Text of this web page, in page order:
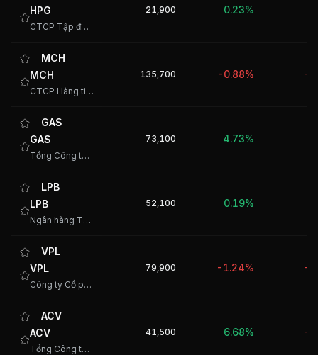
HPG
CTCP Tập đoàn Hòa Phát
21,900 0.23%
MCH
MCH
CTCP Hàng tiêu dùng Masan
135,700 -0.88% -
GAS
GAS
Tổng Công ty Khí Việt Nam - CTCP
73,100 4.73%
LPB
LPB
Ngân hàng TMCP Lộc Phát Việt Nam
52,100 0.19%
VPL
VPL
Công ty Cổ phần Vinpearl
79,900 -1.24% -
ACV
ACV
Tổng Công ty Cảng Hàng không Việt Nam - CTCP
41,500 6.68% -